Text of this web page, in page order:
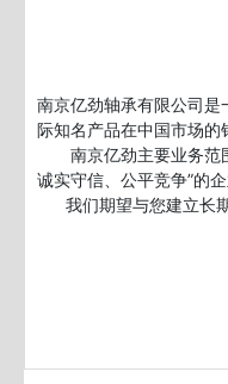
南京亿劲轴承有限公司
际知名产品在中国市场
诚实守信、公平竞争”的
我们期望与您建